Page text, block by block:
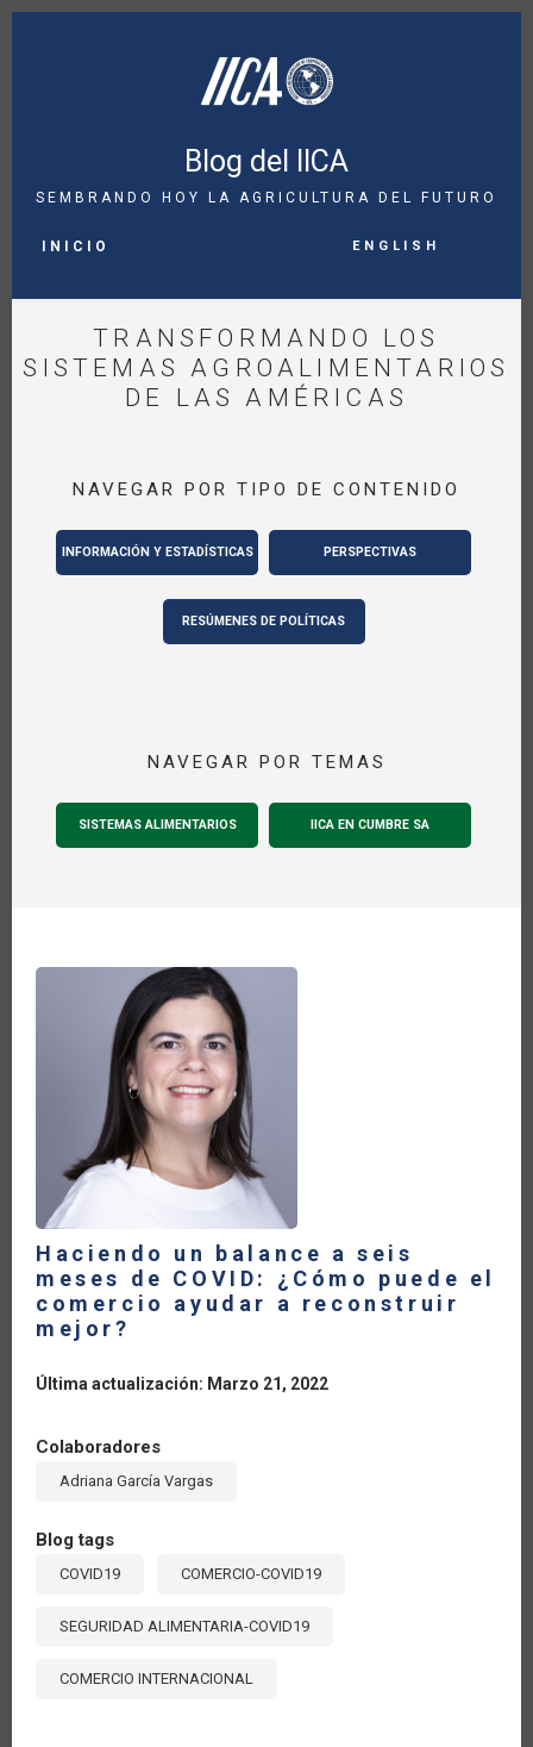
Pasar
Blog del IICA
SEMBRANDO HOY LA AGRICULTURA DEL FUTURO
NAVIGATION
INICIO English
TRANSFORMANDO LOS
SISTEMAS AGROALIMENTARIOS
DE LAS AMÉRICAS
NAVEGAR POR TIPO DE CONTENIDO
INFORMACIÓN Y ESTADÍSTICAS PERSPECTIVAS
RESÚMENES DE POLÍTICAS
NAVEGAR POR TEMAS
SISTEMAS ALIMENTARIOS IICA EN CUMBRE SA
Haciendo un balance a seis
meses de COVID: ¿Cómo puede el
comercio ayudar a reconstruir
mejor?
Última actualización: Marzo 21, 2022
Colaboradores
Adriana García Vargas
Blog tags
COVID19 COMERCIO-COVID19
SEGURIDAD ALIMENTARIA-COVID19
COMERCIO INTERNACIONAL